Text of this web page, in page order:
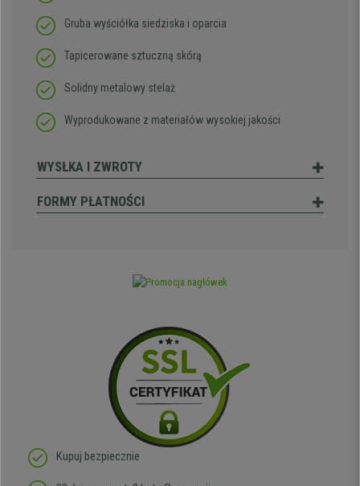
Gruba wyściółka siedziska i oparcia
Tapicerowane sztuczną skórą
Solidny metalowy stelaż
Wyprodukowane z materiałów wysokiej jakości
WYSŁKA I ZWROTY
FORMY PŁATNOŚCI
Kupuj bezpiecznie